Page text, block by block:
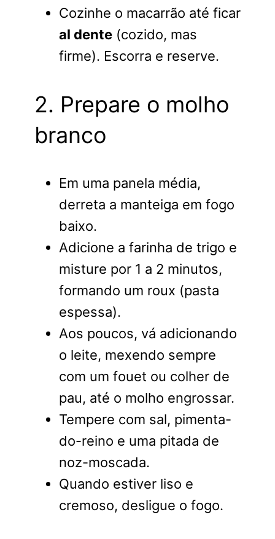
Cozinhe o macarrão até ficar
al dente (cozido, mas
firme). Escorra e reserve.
2. Prepare o molho
branco
Em uma panela média,
derreta a manteiga em fogo
baixo.
Adicione a farinha de trigo e
misture por 1 a 2 minutos,
formando um roux (pasta
espessa).
Aos poucos, vá adicionando
o leite, mexendo sempre
com um fouet ou colher de
pau, até o molho engrossar.
Tempere com sal, pimenta-
do-reino e uma pitada de
noz-moscada.
Quando estiver liso e
cremoso, desligue o fogo.